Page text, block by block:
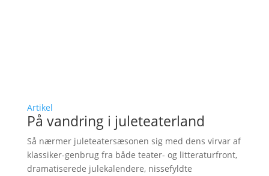
Artikel
På vandring i juleteaterland
Så nærmer juleteatersæsonen sig med dens virvar af
klassiker-genbrug fra både teater- og litteraturfront,
dramatiserede julekalendere, nissefyldte